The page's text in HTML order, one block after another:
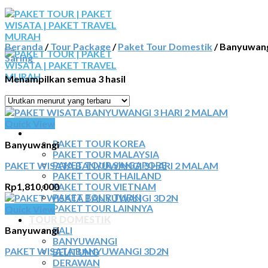
Skip
to
content
BERANDA
PAKET TOUR
PAKET TOUR KOREA
PAKET TOUR MALAYSIA
PAKET TOUR SINGAPORE
PAKET TOUR THAILAND
PAKET TOUR VIETNAM
PAKET TOUR TURKI
PAKET TOUR LAINNYA
BALI
BANYUWANGI
BELITUNG
DERAWAN
Beranda / Tour Package/ Paket Tour Domestik/
Saring
Menampilkan semua 3 hasil
Banyuwangi
PAKET WISATA BANYUWANGI 3 HARI 2 MALAM
Rp1,810,000
Banyuwangi
PAKET WISATA BANYUWANGI 3D2N